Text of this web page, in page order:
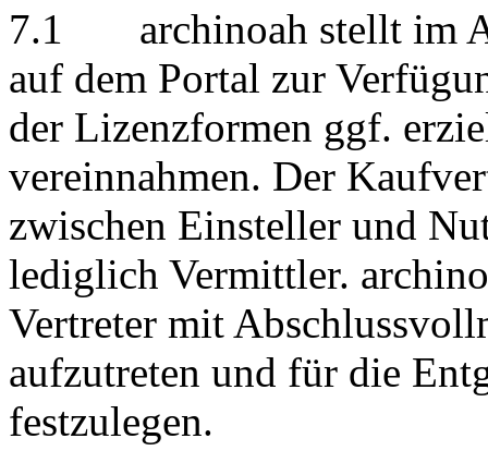
7.1 archinoah stellt im
auf dem Portal zur
der Lizenzformen ggf.
vereinnahmen. Der
zwischen Einsteller und
lediglich Vermittler.
Vertreter mit
aufzutreten und für die
festzulegen.